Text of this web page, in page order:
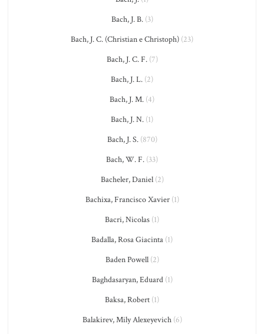
Bach, J. B.(3)
Bach, J. C. (Christian e Christoph) (23)
Bach, J. C. F.(7)
Bach, J. L. (2)
Bach, J. M. (4)
Bach, J. N. (1)
Bach, J. S.(870)
Bach, W. F. (33)
Bacheler, Daniel(2)
Bachixa, Francisco Xavier(1)
Bacri, Nicolas (1)
Badalla, Rosa Giacinta (1)
Baden Powell(2)
Baghdasaryan, Eduard(1)
Baksa, Robert (1)
Balakirev, Mily Alexeyevich(6)